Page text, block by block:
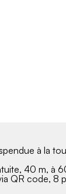
à la
40 m, à
QR code, 8